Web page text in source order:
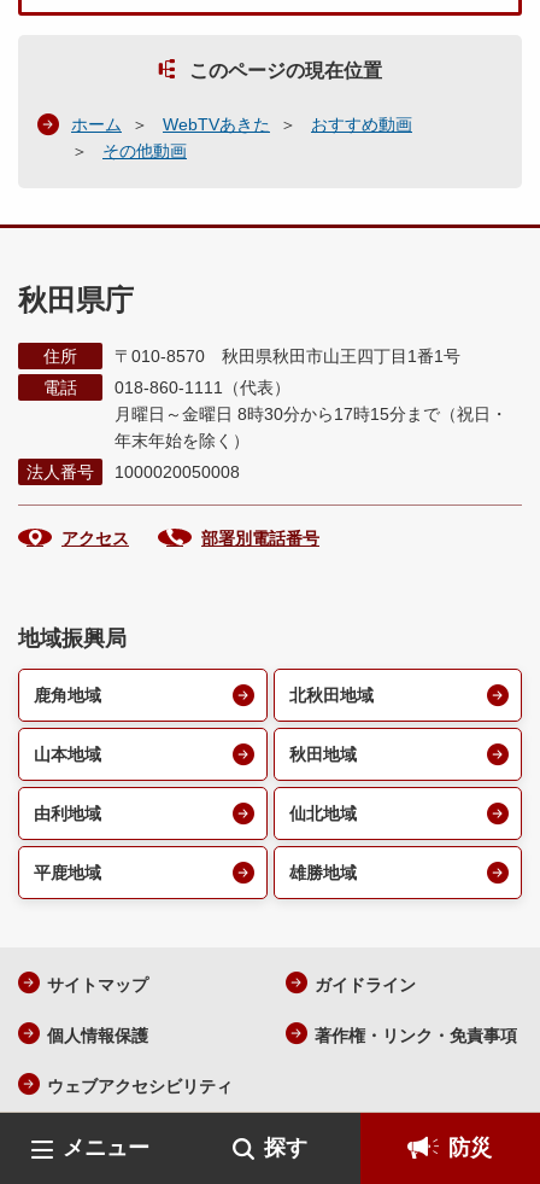
メニュー 探す 防災
このページの現在位置
ホーム WebTVあきた
おすすめ動画
その他動画
秋田県庁
住所
〒010-8570 秋田県秋田市山王四丁目1番1号
電話
018-860-1111（代表）
月曜日～金曜日 8時30分から17時15分まで （祝日・
年末年始を除く）
法人番号
1000020050008
アクセス 部署別電話番号
地域振興局
鹿角地域 北秋田地域
山本地域 秋田地域
由利地域 仙北地域
平鹿地域 雄勝地域
サイトマップ ガイドライン
個人情報保護 著作権・リンク・免責事項
ウェブアクセシビリティ
AKITA Prefecture All Rights Reserved.
各ページの記載記事、写真